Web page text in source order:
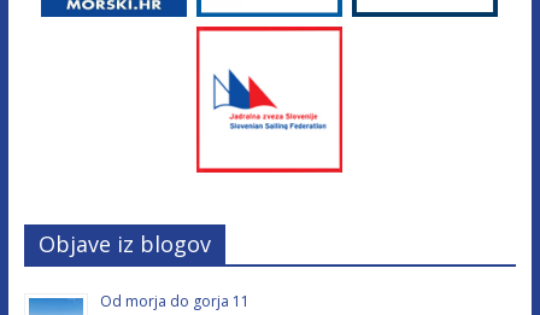
Objave iz blogov
Od morja do gorja 11